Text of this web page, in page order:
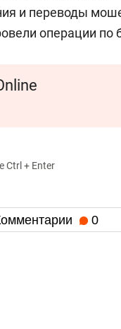
и переводы
операции по
Ctrl + Enter
0